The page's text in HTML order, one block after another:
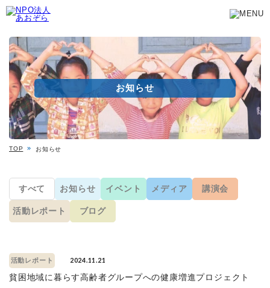
お知らせ
TOP お知らせ
すべて お知らせ イベント メディア 講演会
活動レポート ブログ
活動レポート 2024.11.21
貧困地域に暮らす高齢者グループへの健康増進プロジェクト